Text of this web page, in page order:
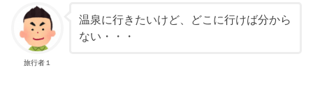
旅行者１
温泉に行きたいけど、どこに行けば分から
ない・・・